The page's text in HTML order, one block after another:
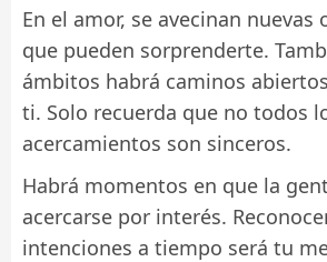
En el amor, se avecinan
que pueden sorprenderte.
ámbitos habrá caminos
ti. Solo recuerda que no todos
acercamientos son sinceros.
Habrá momentos en que la
acercarse por interés.
intenciones a tiempo será tu